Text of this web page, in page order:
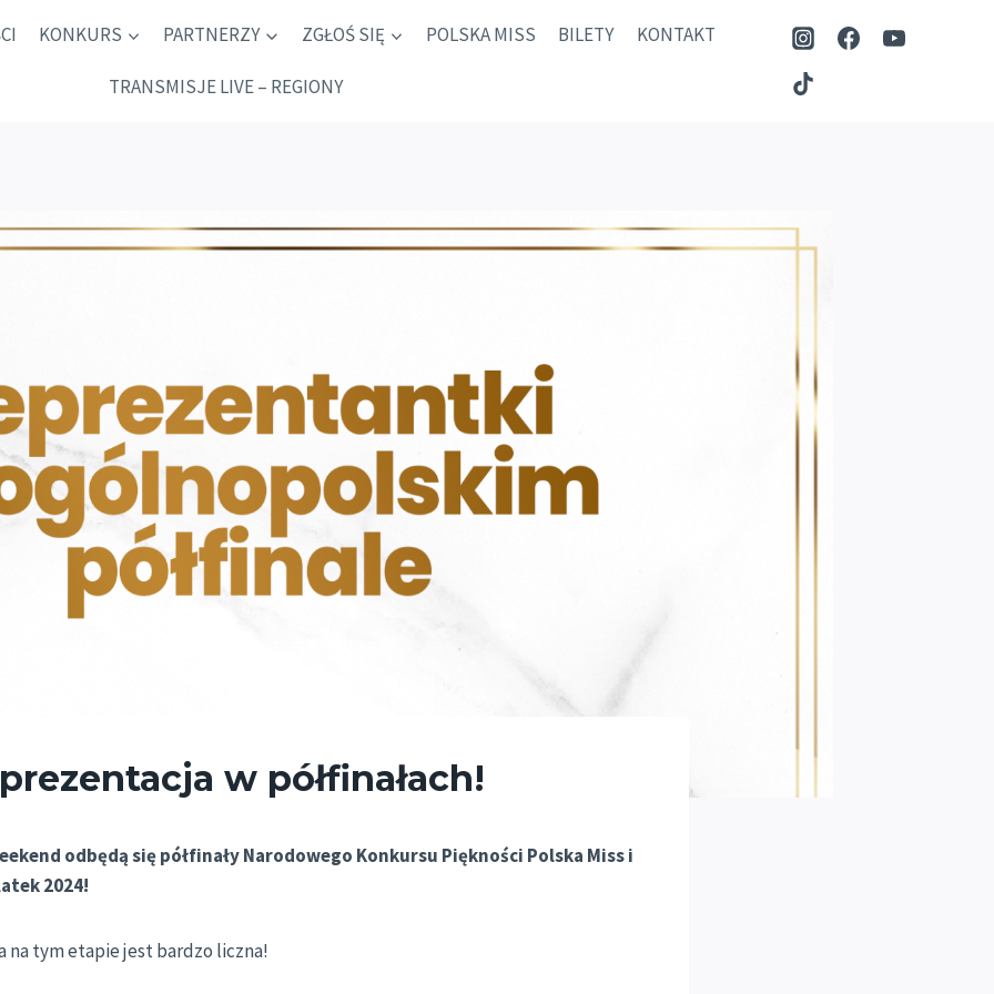
KONKURS PARTNERZY ZGŁOŚ SIĘ POLSKA MISS BILETY KONTAKT
TRANSMISJE LIVE – REGIONY
w półfinałach!
odbędą się półfinały Narodowego Konkursu Piękności Polska Miss i
2024!
na tym etapie jest bardzo liczna!